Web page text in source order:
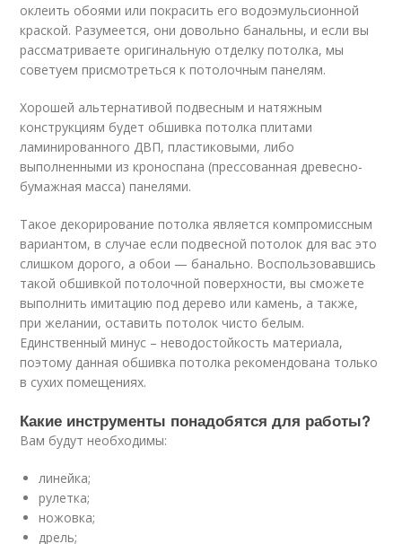
оклеить обоями или покрасить его водоэмульсионной
краской. Разумеется, они довольно банальны, и если вы
рассматриваете оригинальную отделку потолка, мы
советуем присмотреться к потолочным панелям.
Хорошей альтернативой подвесным и натяжным
конструкциям будет обшивка потолка плитами
ламинированного ДВП, пластиковыми, либо
выполненными из кроноспана (прессованная древесно-
бумажная масса) панелями.
Такое декорирование потолка является компромиссным
вариантом, в случае если подвесной потолок для вас это
слишком дорого, а обои — банально. Воспользовавшись
такой обшивкой потолочной поверхности, вы сможете
выполнить имитацию под дерево или камень, а также,
при желании, оставить потолок чисто белым.
Единственный минус – неводостойкость материала,
поэтому данная обшивка потолка рекомендована только
в сухих помещениях.
Какие инструменты понадобятся для работы?
Вам будут необходимы:
линейка;
рулетка;
ножовка;
дрель;